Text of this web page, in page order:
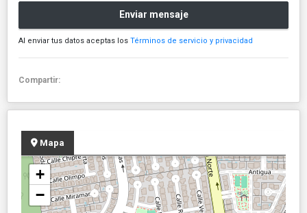
Enviar mensaje
Al enviar tus datos aceptas los Términos de servicio y privacidad
Compartir:
Mapa
+
−